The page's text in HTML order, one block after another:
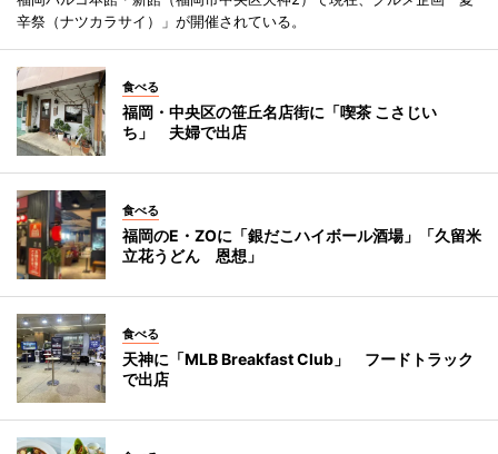
辛祭（ナツカラサイ）」が開催されている。
食べる
福岡・中央区の笹丘名店街に「喫茶 こさじい
ち」 夫婦で出店
食べる
福岡のE・ZOに「銀だこハイボール酒場」「久留米
立花うどん 恩想」
食べる
天神に「MLB Breakfast Club」 フードトラック
で出店